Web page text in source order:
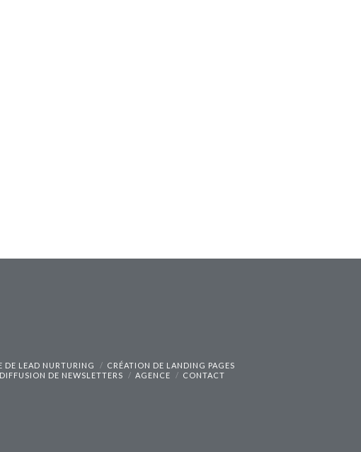
DE LEAD NURTURING
CRÉATION DE LANDING PAGES
DE NEWSLETTERS AGENCE CONTACT